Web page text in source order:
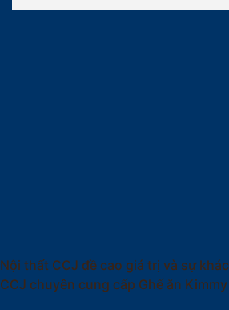
Nội thất CCJ đề cao giá trị và sự
CCJ chuyên cung cấp Ghế ăn